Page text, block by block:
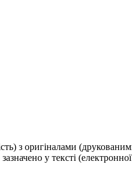
з оригіналами
у тексті (електронної